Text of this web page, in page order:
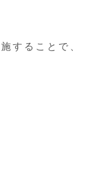
することで、